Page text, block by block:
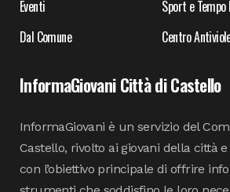
Eventi
Sport e Tempo
Dal Comune
Centro
InformaGiovani Città di Castello
InformaGiovani è un servizio del
Castello, rivolto ai giovani della città
con l’obiettivo principale di offrire